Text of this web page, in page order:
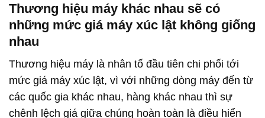
Thương hiệu máy khác nhau sẽ có
những mức giá máy xúc lật không giống
nhau
Thương hiệu máy là nhân tố đầu tiên chi phối tới
mức giá máy xúc lật, vì với những dòng máy đến từ
các quốc gia khác nhau, hàng khác nhau thì sự
chênh lệch giá giữa chúng hoàn toàn là điều hiển